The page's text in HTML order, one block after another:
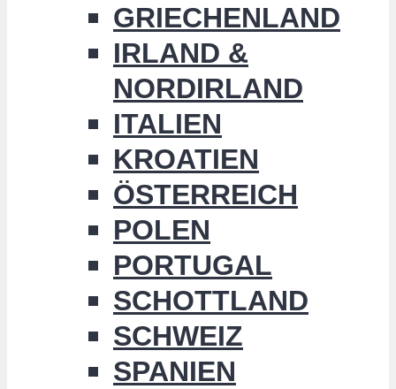
GRIECHENLAND
IRLAND &
NORDIRLAND
ITALIEN
KROATIEN
ÖSTERREICH
POLEN
PORTUGAL
SCHOTTLAND
SCHWEIZ
SPANIEN